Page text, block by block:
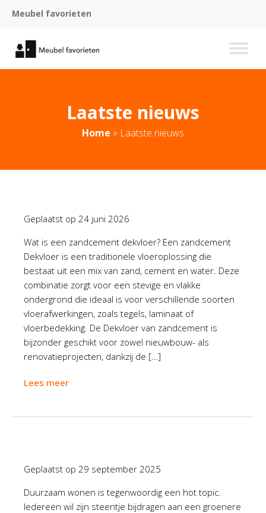
Meubel favorieten
Laatste nieuws
Home » Laatste nieuws
Geplaatst op 24 juni 2026
Wat is een zandcement dekvloer? Een zandcement
Dekvloer is een traditionele vloeroplossing die
bestaat uit een mix van zand, cement en water. Deze
combinatie zorgt voor een stevige en vlakke
ondergrond die ideaal is voor verschillende soorten
vloerafwerkingen, zoals tegels, laminaat of
vloerbedekking. De Dekvloer van zandcement is
bijzonder geschikt voor zowel nieuwbouw- als
renovatieprojecten, dankzij de […]
Lees meer
Geplaatst op 29 september 2025
Duurzaam wonen is tegenwoordig een hot topic.
Iedereen wil zijn steentje bijdragen aan een groenere